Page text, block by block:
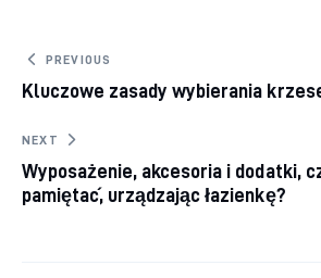
Nawigacja wpisu
PREVIOUS
Kluczowe zasady wybierania
NEXT
Wyposażenie, akcesoria i dodatki,
pamiętać, urządzając łazienkę?